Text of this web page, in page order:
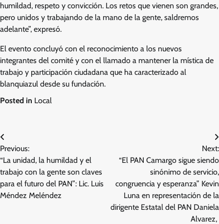
humildad, respeto y convicción. Los retos que vienen son grandes,
pero unidos y trabajando de la mano de la gente, saldremos
adelante”, expresó.
El evento concluyó con el reconocimiento a los nuevos
integrantes del comité y con el llamado a mantener la mística de
trabajo y participación ciudadana que ha caracterizado al
blanquiazul desde su fundación.
Posted in Local
Navegación
de
entradas
Previous:
“La unidad, la humildad y el
trabajo con la gente son claves
para el futuro del PAN”: Lic. Luis
Méndez Meléndez
Next:
“El PAN Camargo sigue siendo
sinónimo de servicio,
congruencia y esperanza” Kevin
Luna en representación de la
dirigente Estatal del PAN Daniela
Alvarez,